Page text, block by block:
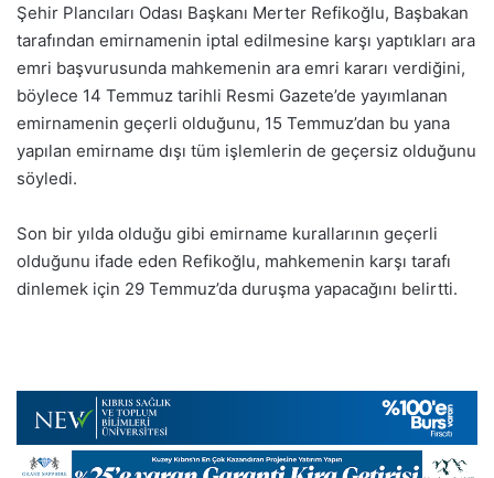
Şehir Plancıları Odası Başkanı Merter Refikoğlu, Başbakan
tarafından emirnamenin iptal edilmesine karşı yaptıkları ara
emri başvurusunda mahkemenin ara emri kararı verdiğini,
böylece 14 Temmuz tarihli Resmi Gazete’de yayımlanan
emirnamenin geçerli olduğunu, 15 Temmuz’dan bu yana
yapılan emirname dışı tüm işlemlerin de geçersiz olduğunu
söyledi.
Son bir yılda olduğu gibi emirname kurallarının geçerli
olduğunu ifade eden Refikoğlu, mahkemenin karşı tarafı
dinlemek için 29 Temmuz’da duruşma yapacağını belirtti.